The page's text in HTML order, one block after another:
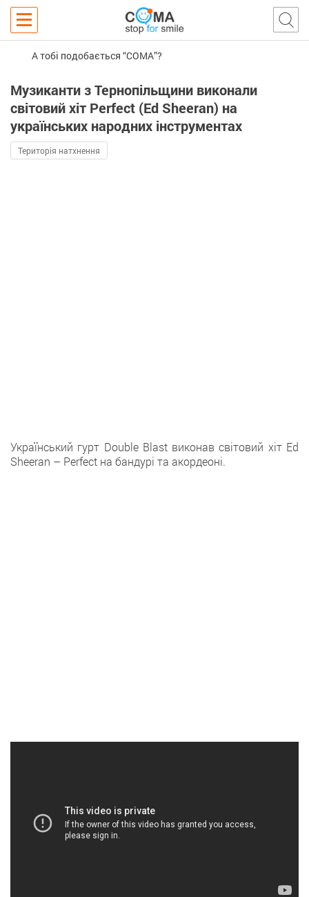
А тобі подобається “COMA”?
Музиканти з Тернопільщини виконали
світовий хіт Perfect (Ed Sheeran) на
українських народних інструментах
Територія натхнення
Український гурт Double Blast виконав світовий хіт Ed
Sheeran – Perfect на бандурі та акордеоні.